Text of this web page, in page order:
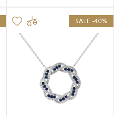
SALE -40%